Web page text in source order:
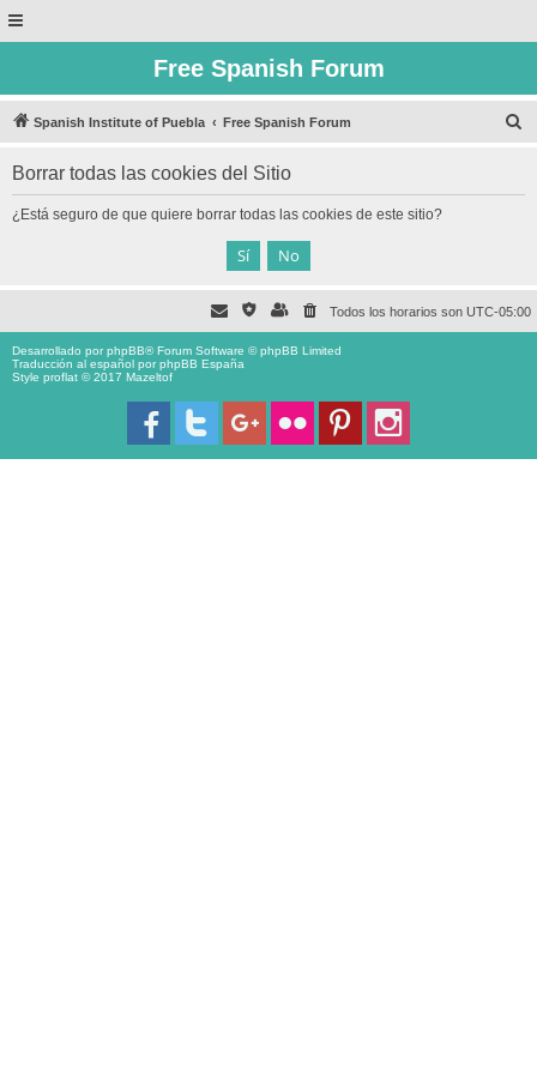
Free Spanish Forum
Spanish Institute of Puebla Free Spanish Forum
Borrar todas las cookies del Sitio
¿Está seguro de que quiere borrar todas las cookies de este sitio?
Todos los horarios son UTC-05:00
Desarrollado porphpBB® Forum Software © phpBB Limited
Traducción al español porphpBB España
Style proflat © 2017 Mazeltof